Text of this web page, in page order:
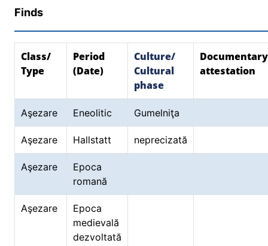
Finds
Class/
Type
Period
(Date)
Culture/
Cultural
phase
Documentary
attestation
Aşezare Eneolitic Gumelniţa
Aşezare Hallstatt neprecizată
Aşezare
Epoca
romană
Aşezare
Epoca
medievală
dezvoltată